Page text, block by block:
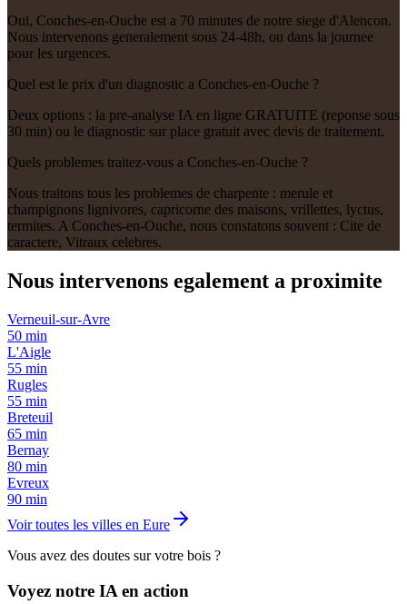
Oui, Conches-en-Ouche est a 70 minutes de notre siege d'Alencon.
Nous intervenons generalement sous 24-48h, ou dans la journee
pour les urgences.
Quel est le prix d'un diagnostic a Conches-en-Ouche ?
Deux options : la pre-analyse IA en ligne GRATUITE (reponse sous
30 min) ou le diagnostic sur place gratuit avec devis de traitement.
Quels problemes traitez-vous a Conches-en-Ouche ?
Nous traitons tous les problemes de charpente : merule et
champignons lignivores, capricorne des maisons, vrillettes, lyctus,
termites. A Conches-en-Ouche, nous constatons souvent : Cite de
caractere, Vitraux celebres.
Nous intervenons egalement a proximite
Verneuil-sur-Avre
50 min
L'Aigle
55 min
Rugles
55 min
Breteuil
65 min
Bernay
80 min
Evreux
90 min
Voir toutes les villes en Eure
Vous avez des doutes sur votre bois ?
Voyez notre IA en action